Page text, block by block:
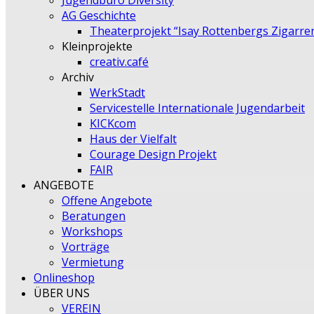
AG Geschichte
Theaterprojekt “Isay Rottenbergs
Kleinprojekte
creativ.café
Archiv
WerkStadt
Servicestelle Internationale Jugendarbeit
KICKcom
Haus der Vielfalt
Courage Design Projekt
FAIR
ANGEBOTE
Offene Angebote
Beratungen
Workshops
Vorträge
Vermietung
Onlineshop
ÜBER UNS
VEREIN